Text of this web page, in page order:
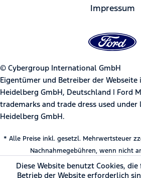
Impressum
© Cybergroup International GmbH
Eigentümer und Betreiber der Webseite
Heidelberg GmbH, Deutschland | Ford
trademarks and trade dress used under
Heidelberg GmbH.
* Alle Preise inkl. gesetzl. Mehrwertsteuer
Nachnahmegebühren, wenn nicht
Diese Website benutzt Cookies,
Betrieb der Website erforderlich